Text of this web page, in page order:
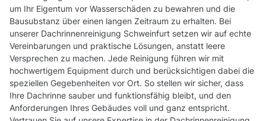
um Ihr Eigentum vor Wasserschäden zu bewahren und die
Bausubstanz über einen langen Zeitraum zu erhalten. Bei
unserer Dachrinnenreinigung Schweinfurt setzen wir auf echte
Vereinbarungen und praktische Lösungen, anstatt leere
Versprechen zu machen. Jede Reinigung führen wir mit
hochwertigem Equipment durch und berücksichtigen dabei die
speziellen Gegebenheiten vor Ort. So stellen wir sicher, dass
Ihre Dachrinne sauber und funktionsfähig bleibt, und den
Anforderungen Ihres Gebäudes voll und ganz entspricht.